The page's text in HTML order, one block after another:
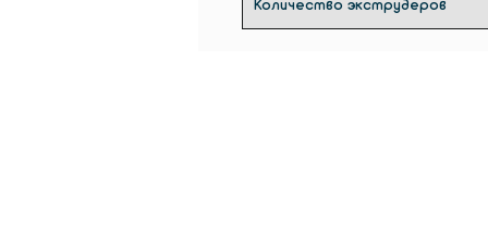
Количество экструдеров